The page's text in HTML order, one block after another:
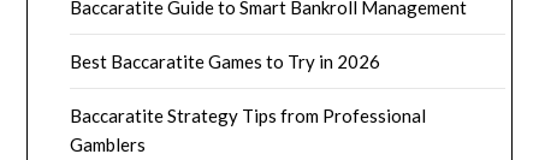
Baccaratite Guide to Smart Bankroll Management
Best Baccaratite Games to Try in 2026
Baccaratite Strategy Tips from Professional
Gamblers